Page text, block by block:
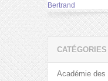
Bertrand
CATÉGORIES
Académie des